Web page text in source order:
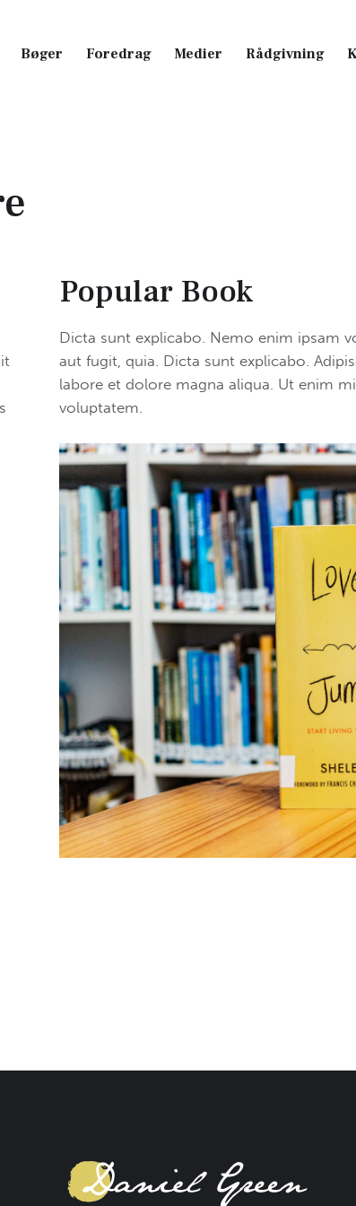
Bøger Foredrag Medier Rådgivning
Popular Book
Dicta sunt explicabo. Nemo enim ipsam
aut fugit, quia. Dicta sunt explicabo.
labore et dolore magna aliqua. Ut enim
voluptatem.